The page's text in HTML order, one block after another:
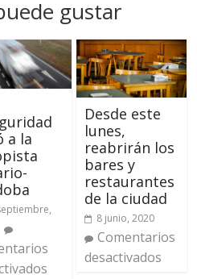
gustar
a la
Desde este
lunes,
reabrirán los
bares y
restaurantes
de la ciudad
8 junio, 2020
Comentarios
desactivados